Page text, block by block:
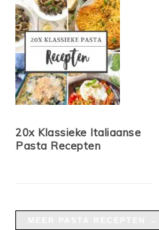
20x Klassieke Italiaanse
Pasta Recepten